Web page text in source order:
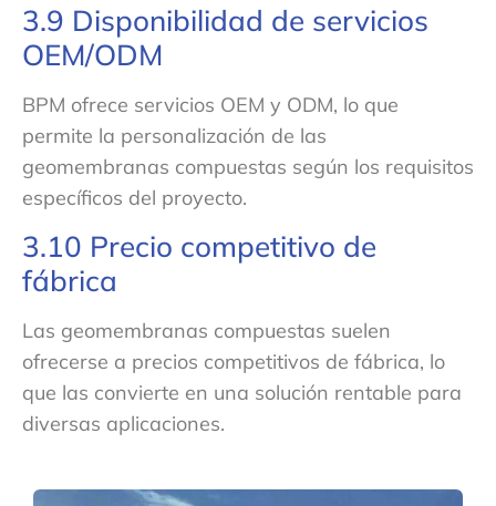
3.9 Disponibilidad de servicios
OEM/ODM
BPM ofrece servicios OEM y ODM, lo que
permite la personalización de las
geomembranas compuestas según los requisitos
específicos del proyecto.
3.10 Precio competitivo de
fábrica
Las geomembranas compuestas suelen
ofrecerse a precios competitivos de fábrica, lo
que las convierte en una solución rentable para
diversas aplicaciones.